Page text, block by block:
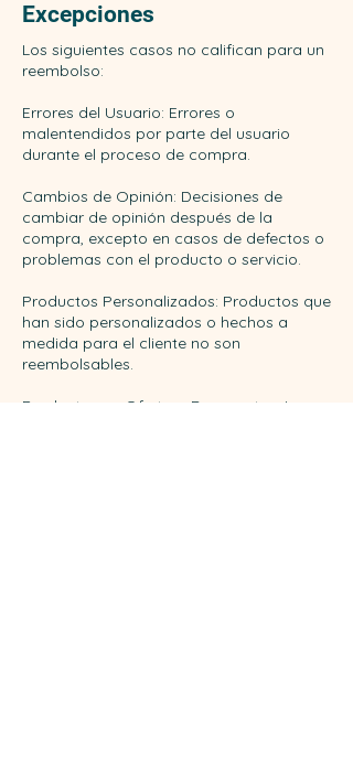
Excepciones
Los siguientes casos no califican para un
reembolso:
Errores del Usuario: Errores o
malentendidos por parte del usuario
durante el proceso de compra.
Cambios de Opinión: Decisiones de
cambiar de opinión después de la
compra, excepto en casos de defectos o
problemas con el producto o servicio.
Productos Personalizados: Productos que
han sido personalizados o hechos a
medida para el cliente no son
reembolsables.
Productos en Oferta o Descuentos: Los